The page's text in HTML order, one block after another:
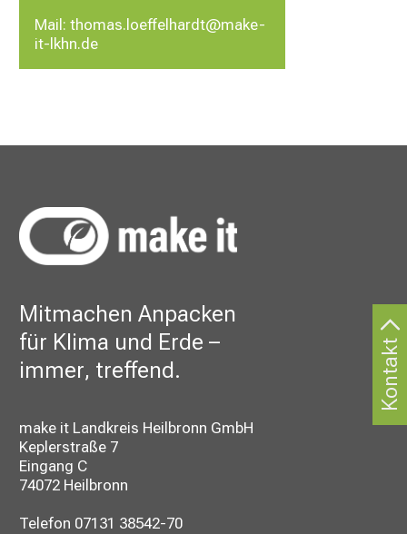
Mail: thomas.loeffelhardt@make-
it-lkhn.de
Mitmachen Anpacken
für Klima und Erde –
immer, treffend.
make it Landkreis Heilbronn GmbH
Keplerstraße 7
Eingang C
74072 Heilbronn
Telefon 07131 38542-70
Kontakt